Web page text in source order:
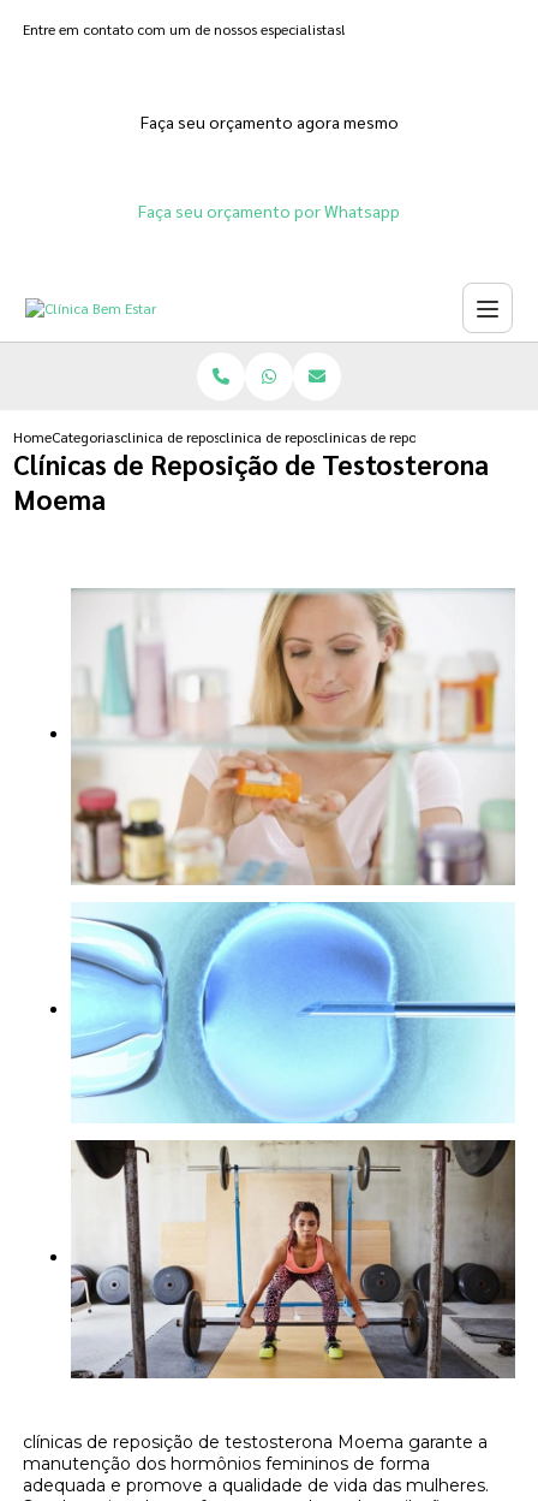
Entre em contato com um de nossos especialistas!
Faça seu orçamento agora mesmo
Faça seu orçamento por Whatsapp
HomeCategoriasclinica de reposicao hormonalclinica de reposicao hormonal que emagrece
clinicas de reposicao de
Clínicas de Reposição de Testosterona
Moema
clínicas de reposição de testosterona Moema garante a
manutenção dos hormônios femininos de forma
adequada e promove a qualidade de vida das mulheres.